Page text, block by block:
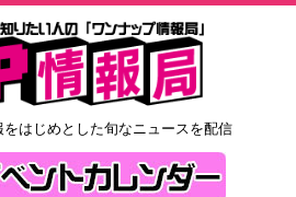
はじめとした旬なニュースを配信